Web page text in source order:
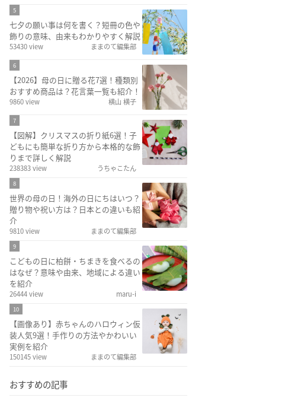
5
七夕の願い事は何を書く？短冊の色や
飾りの意味、由来もわかりやすく解説
53430 view ままのて編集部
6
【2026】母の日に贈る花7選！種類別
おすすめ商品は？花言葉一覧も紹介！
9860 view 横山 横子
7
【図解】クリスマスの折り紙6選！子
どもにも簡単な折り方から本格的な飾
りまで詳しく解説
238383 view うちゃこたん
8
世界の母の日！海外の日にちはいつ？
贈り物や祝い方は？日本との違いも紹
介
9810 view ままのて編集部
9
こどもの日に柏餅・ちまきを食べるの
はなぜ？意味や由来、地域による違い
を紹介
26444 view maru-i
10
【画像あり】赤ちゃんのハロウィン仮
装人気9選！手作りの方法やかわいい
実例を紹介
150145 view ままのて編集部
おすすめの記事